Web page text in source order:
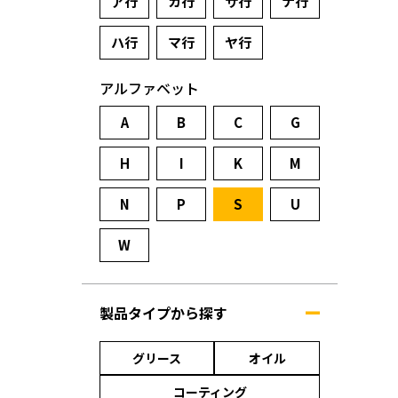
ハ行 マ行 ヤ行
アルファベット
A B C G
H I K M
N P S U
W
製品タイプから探す
グリース
オイル
コーティング